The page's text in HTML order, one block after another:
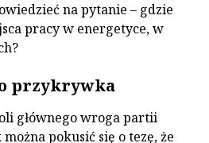
na pytanie – gdzie
pracy w energetyce, w
przykrywka
głównego wroga partii
pokusić się o tezę, że